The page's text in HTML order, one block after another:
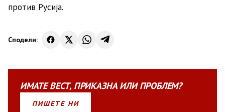
против Русија.
Сподели:
ИМАТЕВЕСТ, ПРИКАЗНАИЛИПРОБЛЕМ?
ПИШЕТЕ НИ